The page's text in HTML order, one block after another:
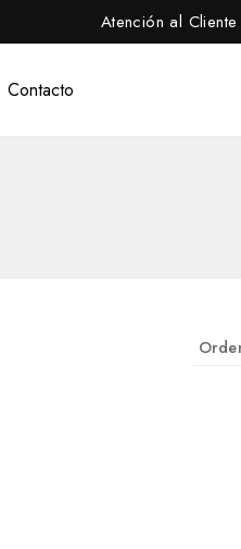
Atención al Cliente
Contacto